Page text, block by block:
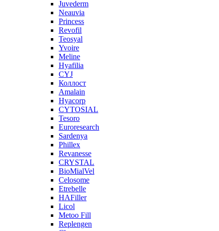
Juvederm
Neauvia
Princess
Revofil
Teosyal
Yvoire
Meline
Hyafilia
CYJ
Коллост
Amalain
Hyacorp
CYTOSIAL
Tesoro
Euroresearch
Sardenya
Phillex
Revanesse
CRYSTAL
BioMialVel
Celosome
Etrebelle
HAFiller
Licol
Metoo Fill
Replengen